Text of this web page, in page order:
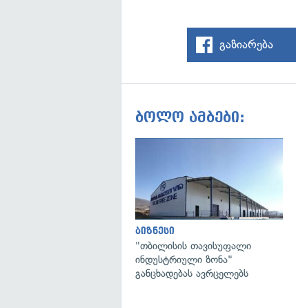
გაზიარება
ბოლო ამბები:
ბიზნესი
"თბილისის თავისუფალი
ინდუსტრიული ზონა"
განცხადებას ავრცელებს